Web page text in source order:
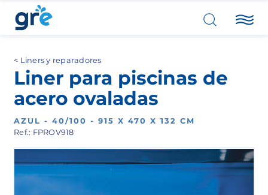
Liners y reparadores
Liner para piscinas de
acero ovaladas
AZUL - 40/100 - 915 X 470 X 132 CM
Ref.: FPROV918